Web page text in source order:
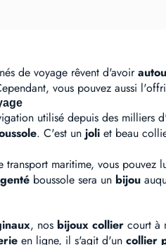
de voyage rêvent d'avoir
vous pouvez aussi
utilisé depuis des
. C'est un joli et beau
maritime, vous pouvez
boussole sera un bijou
, nos bijoux collier court à
en ligne, il s'agit d'un collier